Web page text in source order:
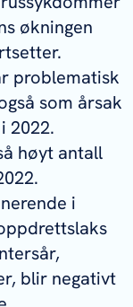
økningen
problematisk
som årsak
2022.
høyt antall
i
blir negativt